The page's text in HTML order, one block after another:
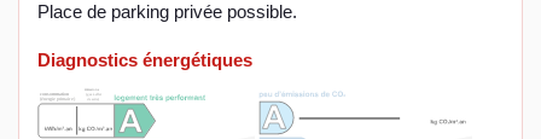
Place de parking privée possible.
Diagnostics énergétiques